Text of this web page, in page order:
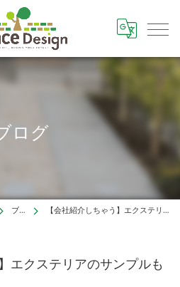
ログ
ブログ 【会社紹介しちゃう】エクステリアのサンプルも置いてます！
エクステリアのサンプルも